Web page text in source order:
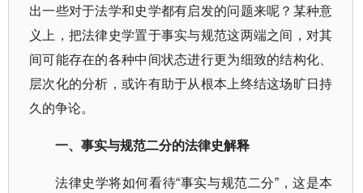
出一些对于法学和史学都有启发的问题来呢？某种意
义上，把法律史学置于事实与规范这两端之间，对其
间可能存在的各种中间状态进行更为细致的结构化、
层次化的分析，或许有助于从根本上终结这场旷日持
久的争论。
一、事实与规范二分的法律史解释
法律史学将如何看待“事实与规范二分”，这是本